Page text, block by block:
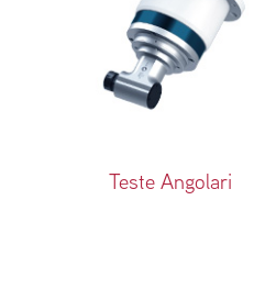
Teste Angolari